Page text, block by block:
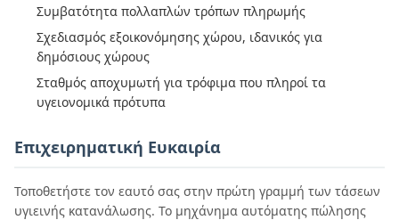
Συμβατότητα πολλαπλών τρόπων πληρωμής
Σχεδιασμός εξοικονόμησης χώρου, ιδανικός για
δημόσιους χώρους
Σταθμός αποχυμωτή για τρόφιμα που πληροί τα
υγειονομικά πρότυπα
Επιχειρηματική Ευκαιρία
Τοποθετήστε τον εαυτό σας στην πρώτη γραμμή των τάσεων
υγιεινής κατανάλωσης. Το μηχάνημα αυτόματης πώλησης